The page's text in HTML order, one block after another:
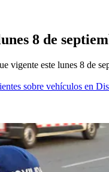
8 de
vigente este lunes 8 de
sobre vehículos en